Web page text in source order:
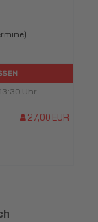
Uhr
27,00 EUR